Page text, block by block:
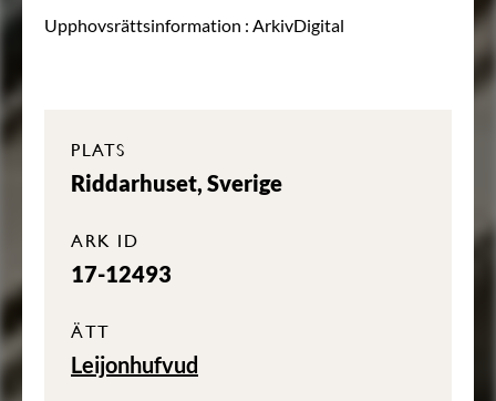
Upphovsrättsinformation : ArkivDigital
PLATS
Riddarhuset, Sverige
ARK ID
17-12493
ÄTT
Leijonhufvud